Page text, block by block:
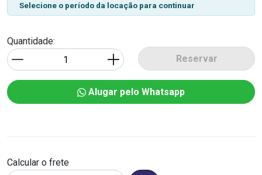
Selecione o período da locação para continuar
Quantidade:
Reservar
Alugar pelo Whatsapp
Calcular o frete